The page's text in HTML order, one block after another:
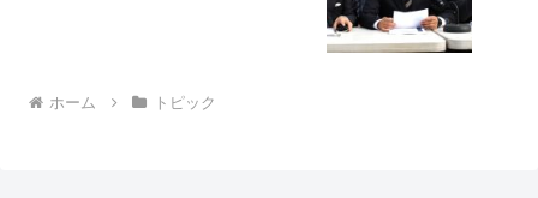
ホーム トピック